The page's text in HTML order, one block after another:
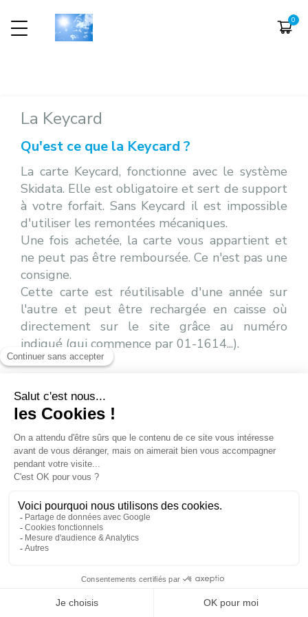
La Keycard
Qu'est ce que la Keycard ?
La carte Keycard, fonctionne avec le système
Skidata. Elle est obligatoire et sert de support
à votre forfait. Sans Keycard il est impossible
d'utiliser les remontées mécaniques.
Une fois achetée, la carte vous appartient et
ne peut pas être remboursée. Ce n'est pas une
consigne.
Cette carte est réutilisable d'une année sur
l'autre et peut être rechargée en caisse où
directement sur le site grâce au numéro
indiqué (qui commence par 01-1614...).
Où acheter une Keycard ?
Vous acheter et recharger votre carte :
• En caisse
• A la borne automatique
• En ligne
Comment utiliser votre Keycard ?
Après avoir rechargé votre Keycard, mettez là
dans l'une de votre poche gauche seul et vous
remontées mécaniques.
TARIFS ETÉ
INFOS PRATIQUES
Plan des pistes
PLAN DES
Venir à Bernex
Horaires d'ouvertures